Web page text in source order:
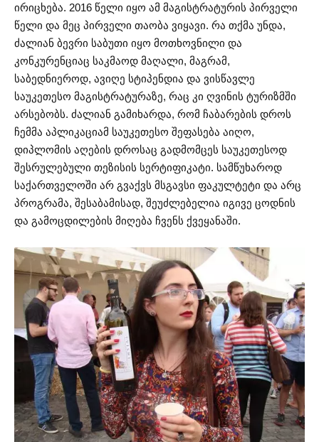
ირიცხება. 2016 წელი იყო ამ მაგისტრატურის პირველი
წელი და მეც პირველი თაობა ვიყავი. რა თქმა უნდა,
ძალიან ბევრი საბუთი იყო მოთხოვნილი და
კონკურენციაც საკმაოდ მაღალი, მაგრამ,
საბედნიეროდ, ავიღე სტიპენდია და ვისწავლე
საუკეთესო მაგისტრატურაზე, რაც კი ღვინის ტურიზმში
არსებობს. ძალიან გამიხარდა, რომ ჩაბარების დროს
ჩემმა აპლიკაციამ საუკეთესო შეფასება აიღო,
დიპლომის აღების დროსაც გადმომცეს საუკეთესოდ
შესრულებული თეზისის სერტიფიკატი. სამწუხაროდ
საქართველოში არ გვაქვს მსგავსი ფაკულტეტი და არც
პროგრამა, შესაბამისად, შეუძლებელია იგივე ცოდნის
და გამოცდილების მიღება ჩვენს ქვეყანაში.